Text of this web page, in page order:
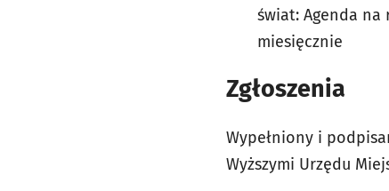
świat: Agenda na
miesięcznie
Zgłoszenia
Wypełniony i
Wyższymi Urzędu